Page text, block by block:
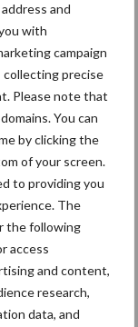
and
with
campaign
collecting precise
Please note that
You can
by clicking the
of your screen.
to providing you
The
the following
access
and content,
research,
data, and
en standard
de flotte
leur équipement
directement les
maintenance
service